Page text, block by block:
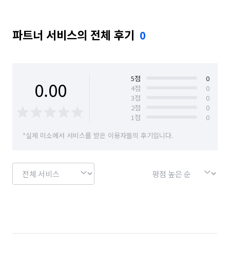
파트너 서비스의 전체 후기 0
0.00 5점
0
4점
0
3점
0
2점
0
1점
0
*실제 미소에서 서비스를 받은 이용자들의 후기입니다.